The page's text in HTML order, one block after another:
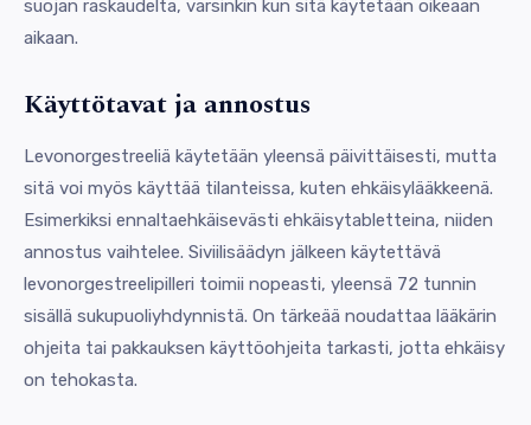
suojan raskaudelta, varsinkin kun sitä käytetään oikeaan
aikaan.
Käyttötavat ja annostus
Levonorgestreeliä käytetään yleensä päivittäisesti, mutta
sitä voi myös käyttää tilanteissa, kuten ehkäisylääkkeenä.
Esimerkiksi ennaltaehkäisevästi ehkäisytabletteina, niiden
annostus vaihtelee. Siviilisäädyn jälkeen käytettävä
levonorgestreelipilleri toimii nopeasti, yleensä 72 tunnin
sisällä sukupuoliyhdynnistä. On tärkeää noudattaa lääkärin
ohjeita tai pakkauksen käyttöohjeita tarkasti, jotta ehkäisy
on tehokasta.